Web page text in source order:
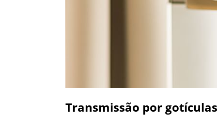
Transmissão por gotículas